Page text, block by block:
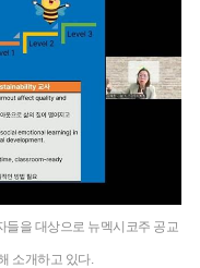
을 대상으로 뉴멕시코주 공교
소개하고 있다.